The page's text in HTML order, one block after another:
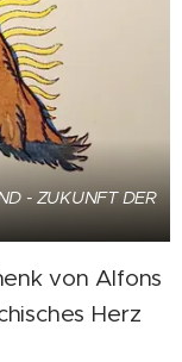
- ZUKUNFT DER
von Alfons
Herz